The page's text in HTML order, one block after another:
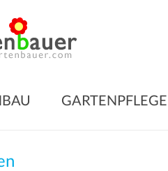
Garten
GARTENPFLEGE